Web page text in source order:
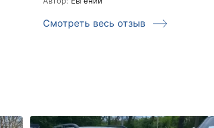
Смотреть весь отзыв